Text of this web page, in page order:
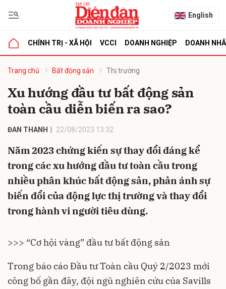
English
CHÍNH TRỊ - XÃ HỘI VCCI DOANH NGHIỆP DOANH
Trang chủ Bất động sản Thị trường
Xu hướng đầu tư bất động sản
toàn cầu diễn biến ra sao?
ĐAN THANH 22/08/2023 13:32
Năm 2023 chứng kiến sự thay đổi đáng kể
trong các xu hướng đầu tư toàn cầu trong
nhiều phân khúc bất động sản, phản ánh sự
biến đổi của động lực thị trường và thay đổi
trong hành vi người tiêu dùng.
>>> “Cơ hội vàng” đầu tư bất động sản
Trong báo cáo Đầu tư Toàn cầu Quý 2/2023 mới
công bố gần đây, đội ngũ nghiên cứu của Savills
luận
Hủy